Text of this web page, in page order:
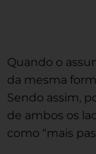
Quando o
da mesma
Sendo assim,
de ambos os
como “mais